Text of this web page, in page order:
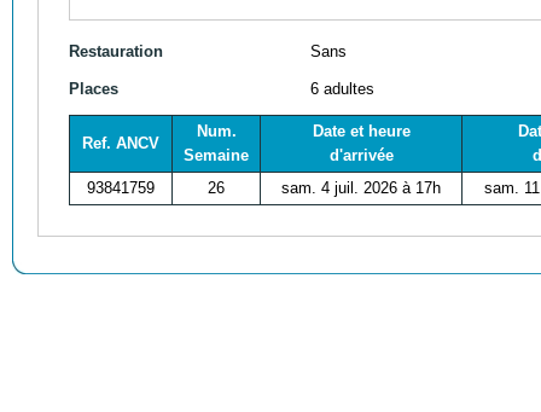
Restauration Sans
Places 6 adultes
Ref. ANCV
Num.
Semaine
Date et heure
d'arrivée
93841759
26 sam. 4 juil. 2026 à 17h sam.